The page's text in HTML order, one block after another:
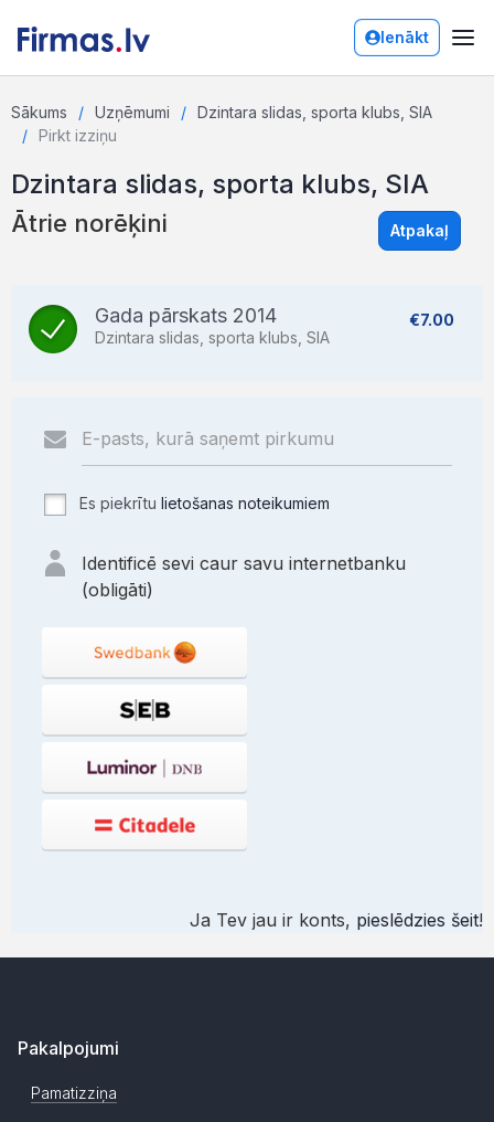
Ienākt
Sākums Uzņēmumi
Dzintara slidas, sporta klubs, SIA
Pirkt izziņu
Dzintara slidas, sporta klubs, SIA
Ātrie norēķini Atpakaļ
Gada pārskats 2014
Dzintara slidas, sporta klubs, SIA
€7.00
Es piekrītu lietošanas noteikumiem
Identificē sevi caur savu internetbanku
(obligāti)
Ja Tev jau ir konts, pieslēdzies šeit!
Pakalpojumi
Pamatizziņa